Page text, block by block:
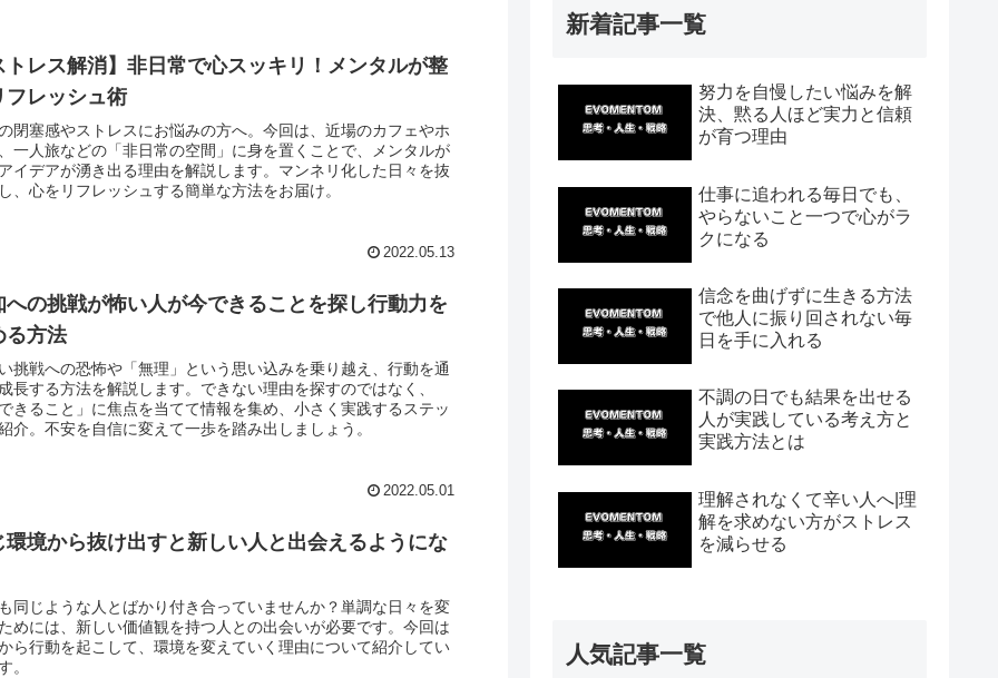
トレス解消】非日常で心スッキリ！メンタルが整
フレッシュ術
閉塞感やストレスにお悩みの方へ。今回は、近場のカフェやホ
一人旅などの「非日常の空間」に身を置くことで、メンタルが
イデアが湧き出る理由を解説します。マンネリ化した日々を抜
、心をリフレッシュする簡単な方法をお届け。
2022.05.13
への挑戦が怖い人が今できることを探し行動力を
る方法
挑戦への恐怖や「無理」という思い込みを乗り越え、行動を通
長する方法を解説します。できない理由を探すのではなく、
きること」に焦点を当てて情報を集め、小さく実践するステッ
介。不安を自信に変えて一歩を踏み出しましょう。
2022.05.01
環境から抜け出すと新しい人と出会えるようにな
同じような人とばかり付き合っていませんか？単調な日々を変
めには、新しい価値観を持つ人との出会いが必要です。今回は
ら行動を起こして、環境を変えていく理由について紹介してい
。
新着記事一覧
努力を自慢したい悩みを解
決、黙る人ほど実力と信頼
が育つ理由
仕事に追われる毎日でも、
やらないこと一つで心がラ
クになる
信念を曲げずに生きる方法
で他人に振り回されない毎
日を手に入れる
不調の日でも結果を出せる
人が実践している考え方と
実践方法とは
理解されなくて辛い人へ|理
解を求めない方がストレス
を減らせる
人気記事一覧